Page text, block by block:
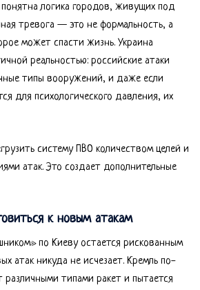
логика городов, живущих под
тревога — это не формальность, а
может спасти жизнь. Украина
реальностью: российские атаки
типы вооружений, и даже если
для психологического давления, их
систему ПВО количеством целей и
атак. Это создает дополнительные
к новым атакам
по Киеву остается рискованным
атак никуда не исчезает. Кремль по-
различными типами ракет и пытается